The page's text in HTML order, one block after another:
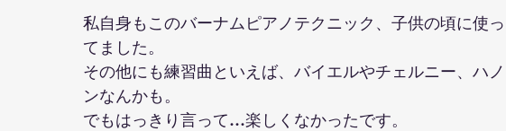
私自身もこのバーナムピアノテクニック、子供の頃に使っ
てました。
その他にも練習曲といえば、バイエルやチェルニー、ハノ
ンなんかも。
でもはっきり言って…楽しくなかったです。